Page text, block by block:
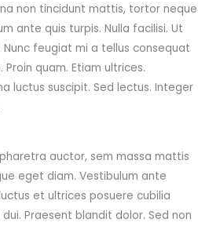
non tincidunt mattis, tortor neque
ante quis turpis. Nulla facilisi. Ut
feugiat mi a tellus consequat
quam. Etiam ultrices.
luctus suscipit. Sed lectus. Integer
auctor, sem massa mattis
eget diam. Vestibulum ante
et ultrices posuere cubilia
Praesent blandit dolor. Sed non